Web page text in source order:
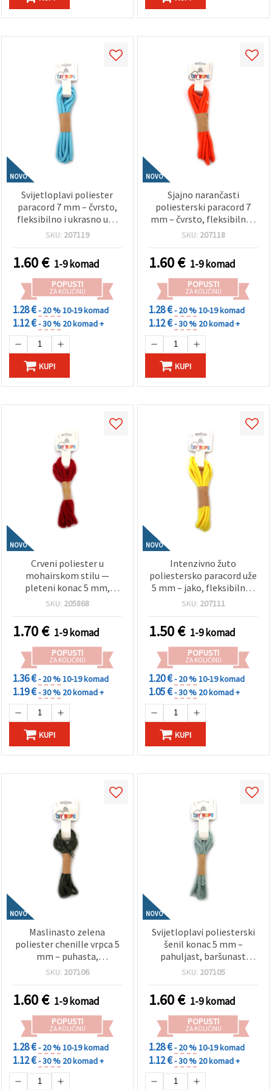
NOVO
Svijetloplavi poliester
paracord 7 mm – čvrsto,
fleksibilno i ukrasno uže
za hobi i rukotvorine, cca
SKU: 207119
1.60€ 1-9 komad
POPUSTI
ZA KOLIČINU
1.28 €- 20 %10-19 komad
1.12 €- 30 % 20 komad +
KUPI
NOVO
Sjajno narančasti
poliesterski paracord 7
mm – čvrsto, fleksibilno i
dekorativno užad za hobi,
SKU: 207118
1.60€ 1-9 komad
POPUSTI
ZA KOLIČINU
1.28 €- 20 %10-19 komad
1.12 €- 30 % 20 komad +
KUPI
NOVO
Crveni poliester u
mohairskom stilu —
pleteni konac 5 mm,
pahuljast, čvrst i
SKU: 205868
1.70€ 1-9 komad
POPUSTI
ZA KOLIČINU
1.36 €- 20 %10-19 komad
1.19 €- 30 % 20 komad +
KUPI
NOVO
Intenzivno žuto
poliestersko paracord uže
5 mm – jako, fleksibilno i
dekorativno za hobi i
SKU: 207111
1.50€ 1-9 komad
POPUSTI
ZA KOLIČINU
1.20 €- 20 %10-19 komad
1.05 €- 30 % 20 komad +
KUPI
NOVO
Maslinasto zelena
poliester chenille vrpca 5
mm – puhasta,
baršunasta i ukrasna
SKU: 207106
1.60€ 1-9 komad
POPUSTI
ZA KOLIČINU
1.28 €- 20 %10-19 komad
1.12 €- 30 % 20 komad +
NOVO
Svijetloplavi poliesterski
šenil konac 5 mm –
pahuljast, baršunast
dekorativni konac za hobi
SKU: 207105
1.60€ 1-9 komad
POPUSTI
ZA KOLIČINU
1.28 €- 20 %10-19 komad
1.12 €- 30 % 20 komad +